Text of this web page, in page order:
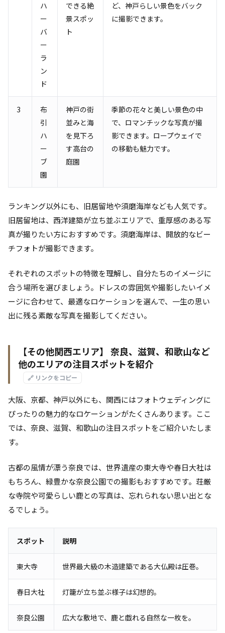
ハ
ー
バ
ー
ラ
ン
ド
できる絶
景スポッ
ト
ど、神戸らしい景色をバック
に撮影できます。
3
布
引
ハ
ー
ブ
園
神戸の街
並みと海
を見下ろ
す高台の
庭園
季節の花々と美しい景色の中
で、ロマンチックな写真が撮
影できます。ロープウェイで
の移動も魅力です。
ランキング以外にも、旧居留地や須磨海岸なども人気です。
旧居留地は、西洋建築が立ち並ぶエリアで、重厚感のある写
真が撮りたい方におすすめです。須磨海岸は、開放的なビー
チフォトが撮影できます。
それぞれのスポットの特徴を理解し、自分たちのイメージに
合う場所を選びましょう。ドレスの雰囲気や撮影したいイメ
ージに合わせて、最適なロケーションを選んで、一生の思い
出に残る素敵な写真を撮影してください。
【その他関西エリア】 奈良、滋賀、和歌山など
他のエリアの注目スポットを紹介
🔗 リンクをコピー
大阪、京都、神戸以外にも、関西にはフォトウェディングに
ぴったりの魅力的なロケーションがたくさんあります。ここ
では、奈良、滋賀、和歌山の注目スポットをご紹介いたしま
す。
古都の風情が漂う奈良では、世界遺産の東大寺や春日大社は
もちろん、緑豊かな奈良公園での撮影もおすすめです。荘厳
な寺院や可愛らしい鹿との写真は、忘れられない思い出とな
るでしょう。
スポット 説明
東大寺 世界最大級の木造建築である大仏殿は圧巻。
春日大社 灯籠が立ち並ぶ様子は幻想的。
奈良公園 広大な敷地で、鹿と戯れる自然な一枚を。